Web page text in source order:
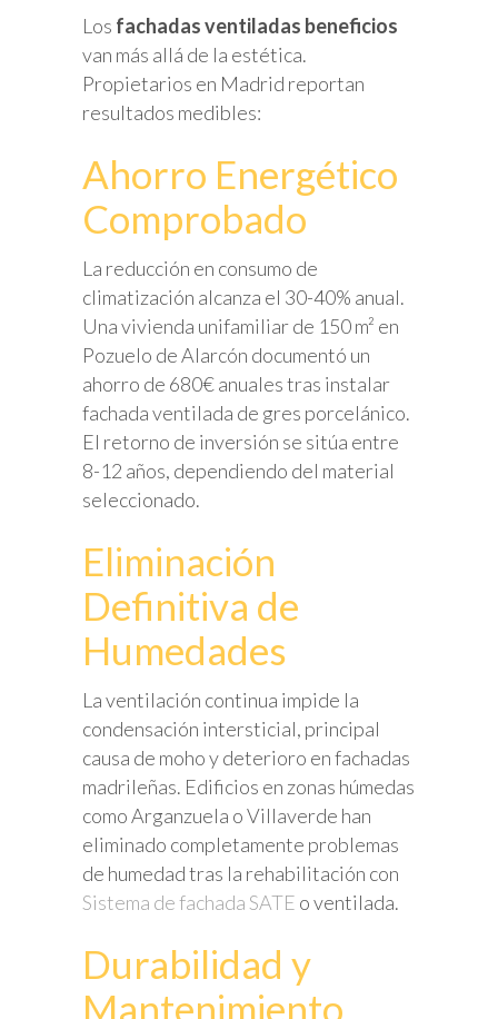
Los fachadas ventiladas beneficios
van más allá de la estética.
Propietarios en Madrid reportan
resultados medibles:
Ahorro Energético
Comprobado
La reducción en consumo de
climatización alcanza el 30-40% anual.
Una vivienda unifamiliar de 150 m² en
Pozuelo de Alarcón documentó un
ahorro de 680€ anuales tras instalar
fachada ventilada de gres porcelánico.
El retorno de inversión se sitúa entre
8-12 años, dependiendo del material
seleccionado.
Eliminación
Definitiva de
Humedades
La ventilación continua impide la
condensación intersticial, principal
causa de moho y deterioro en fachadas
madrileñas. Edificios en zonas húmedas
como Arganzuela o Villaverde han
eliminado completamente problemas
de humedad tras la rehabilitación con
Sistema de fachada SATE o ventilada.
Durabilidad y
Mantenimiento